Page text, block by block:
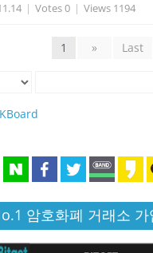
| Votes 0 | Views 1194
1 » Last
암호화폐 거래소 가